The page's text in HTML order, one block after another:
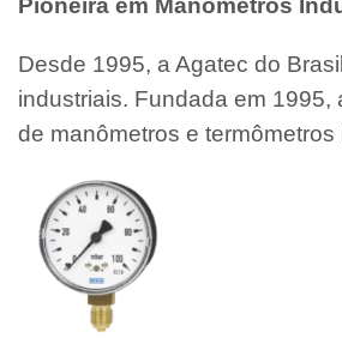
Pioneira em Manômetros
Desde 1995, a Agatec do
industriais. Fundada em
de manômetros e termômetros